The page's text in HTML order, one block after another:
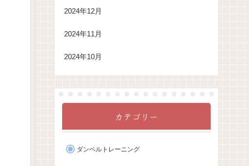
2024年12月
2024年11月
2024年10月
カテゴリー
ダンベルトレーニング